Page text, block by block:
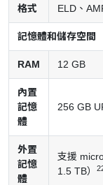
格式
ELD、
記憶體和儲存空間
RAM 12 GB
內置
記憶
體
256 GB
外置
記憶
體
支援
1.5 TB）